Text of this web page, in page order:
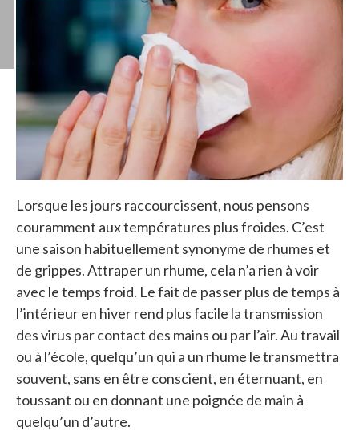
Lorsque les jours raccourcissent, nous pensons
couramment aux températures plus froides. C’est
une saison habituellement synonyme de rhumes et
de grippes. Attraper un rhume, cela n’a rien à voir
avec le temps froid. Le fait de passer plus de temps à
l’intérieur en hiver rend plus facile la transmission
des virus par contact des mains ou par l’air. Au travail
ou à l’école, quelqu’un qui a un rhume le transmettra
souvent, sans en être conscient, en éternuant, en
toussant ou en donnant une poignée de main à
quelqu’un d’autre.